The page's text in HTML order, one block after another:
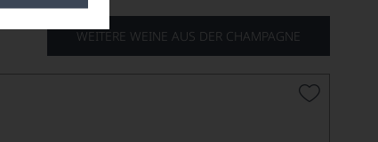
WEITERE WEINE AUS DER CHAMPAGNE